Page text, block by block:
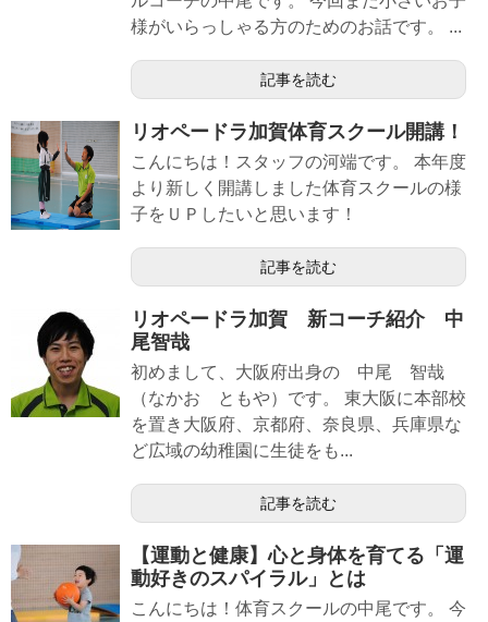
様がいらっしゃる方のためのお話です。 ...
記事を読む
リオペードラ加賀体育スクール開講！
こんにちは！スタッフの河端です。 本年度
より新しく開講しました体育スクールの様
子をＵＰしたいと思います！
記事を読む
リオペードラ加賀 新コーチ紹介 中
尾智哉
初めまして、大阪府出身の 中尾 智哉
（なかお ともや）です。 東大阪に本部校
を置き大阪府、京都府、奈良県、兵庫県な
ど広域の幼稚園に生徒をも...
記事を読む
【運動と健康】心と身体を育てる「運
動好きのスパイラル」とは
こんにちは！体育スクールの中尾です。 今